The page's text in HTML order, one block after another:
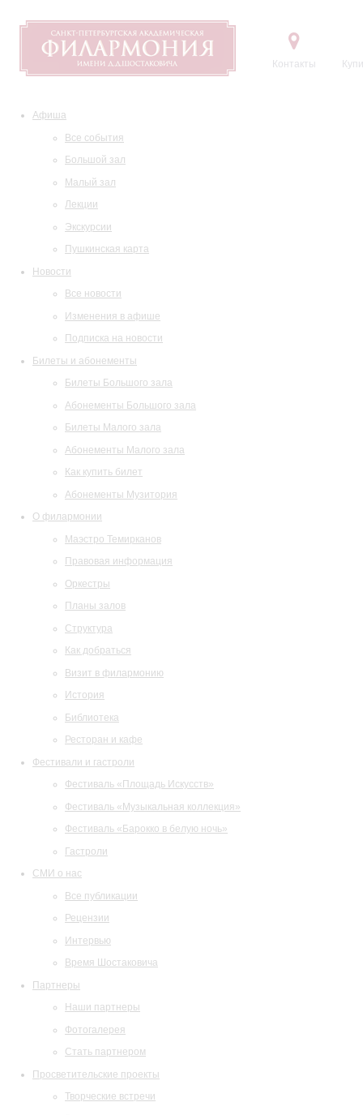
Контакты
Афиша
Все события
Большой зал
Малый зал
Лекции
Экскурсии
Пушкинская карта
Новости
Все новости
Изменения в афише
Подписка на новости
Билеты и абонементы
Билеты Большого зала
Абонементы Большого зала
Билеты Малого зала
Абонементы Малого зала
Как купить билет
Абонементы Музитория
О филармонии
Маэстро Темирканов
Правовая информация
Оркестры
Планы залов
Структура
Как добраться
Визит в филармонию
История
Библиотека
Ресторан и кафе
Фестивали и гастроли
Фестиваль «Площадь Искусств»
Фестиваль «Музыкальная коллекция»
Фестиваль «Барокко в белую ночь»
Гастроли
СМИ о нас
Все публикации
Рецензии
Интервью
Время Шостаковича
Партнеры
Наши партнеры
Фотогалерея
Стать партнером
Просветительские проекты
Творческие встречи